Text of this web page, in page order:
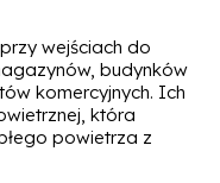
wejściach do
budynków
komercyjnych. Ich
która
powietrza z